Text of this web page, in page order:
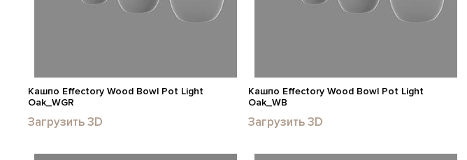
Кашпо Effectory Wood Bowl Pot Light
Oak_WGR
Загрузить 3D
Кашпо Effectory Wood Bowl Pot Light
Oak_WB
Загрузить 3D